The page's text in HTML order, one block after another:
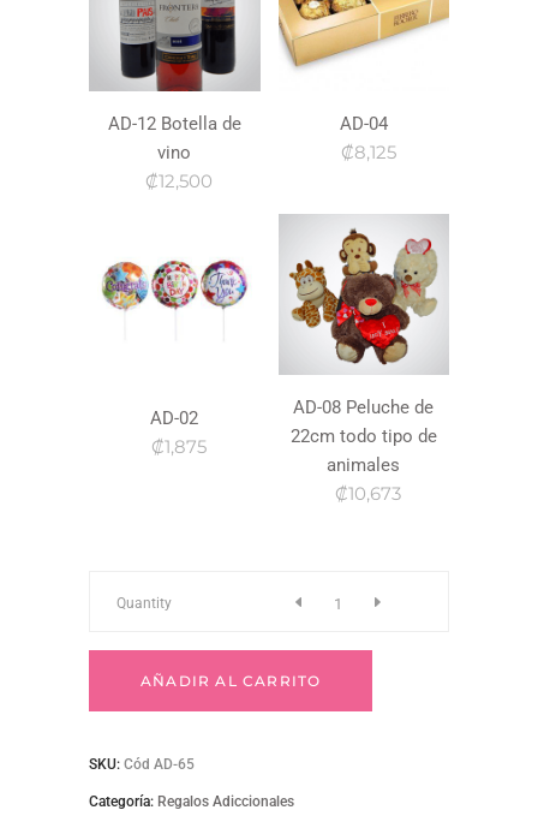
AD-12 Botella de
vino
₡12,500
AD-04
₡8,125
AD-02
₡1,875
AD-08 Peluche de
22cm todo tipo de
animales
₡10,673
Venta
Quantity
AÑADIR AL CARRITO
SKU: Cód AD-65
Categoría: Regalos Adiccionales